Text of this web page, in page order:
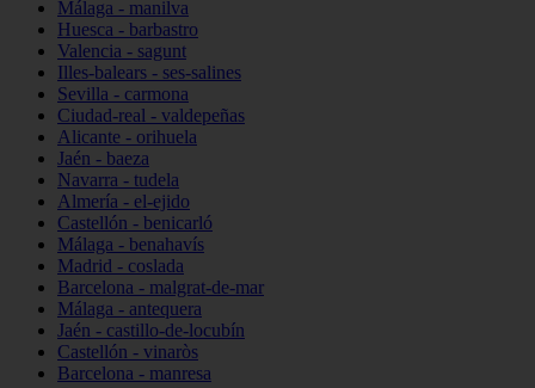
Málaga - manilva
Huesca - barbastro
Valencia - sagunt
Illes-balears - ses-salines
Sevilla - carmona
Ciudad-real - valdepeñas
Alicante - orihuela
Jaén - baeza
Navarra - tudela
Almería - el-ejido
Castellón - benicarló
Málaga - benahavís
Madrid - coslada
Barcelona - malgrat-de-mar
Málaga - antequera
Jaén - castillo-de-locubín
Castellón - vinaròs
Barcelona - manresa